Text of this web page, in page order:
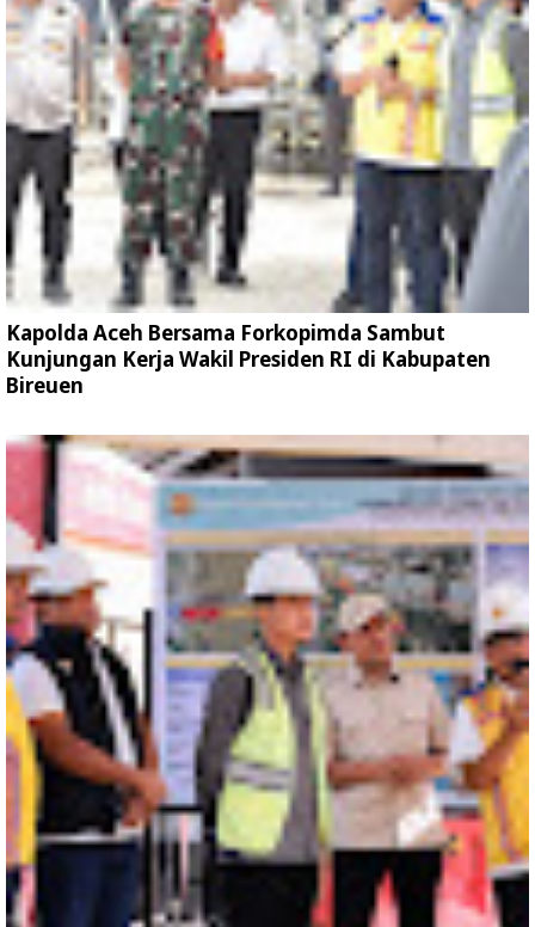
Kapolda Aceh Bersama Forkopimda Sambut
Kunjungan Kerja Wakil Presiden RI di Kabupaten
Bireuen